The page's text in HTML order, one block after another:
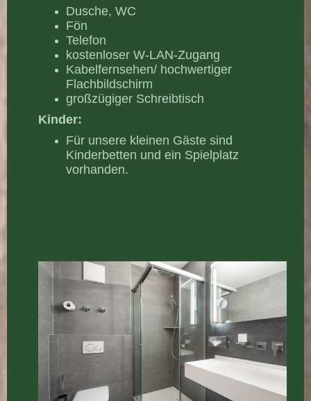
Dusche, WC
Fön
Telefon
kostenloser W-LAN-Zugang
Kabelfernsehen/ hochwertiger
Flachbildschirm
großzügiger Schreibtisch
Kinder:
Für unsere kleinen Gäste sind
Kinderbetten und ein Spielplatz
vorhanden.